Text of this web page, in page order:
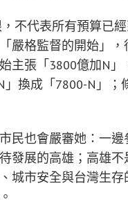
不代表所有預算已
嚴格監督的開始」
主張「3800億加N
換成「7800-N」；
民也會嚴審她：一
發展的高雄；高雄
城市安全與台灣生